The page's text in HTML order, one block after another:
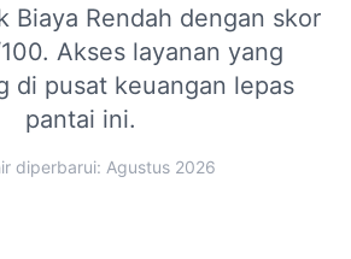
Biaya Rendah dengan skor
Akses layanan yang
di pusat keuangan lepas
pantai ini.
diperbarui: Agustus 2026